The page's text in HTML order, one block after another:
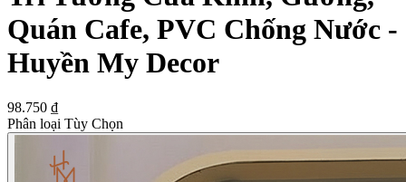
Quán Cafe, PVC Chống Nước -
Huyền My Decor
98.750 ₫
Phân loại Tùy Chọn